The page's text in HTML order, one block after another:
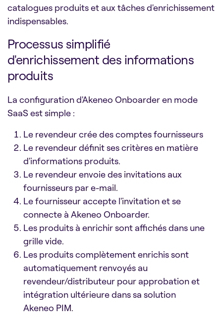
catalogues produits et aux tâches d'enrichissement
indispensables.
Processus simplifié
d'enrichissement des informations
produits
La configuration d'Akeneo Onboarder en mode
SaaS est simple :
Le revendeur crée des comptes fournisseurs
Le revendeur définit ses critères en matière
d'informations produits.
Le revendeur envoie des invitations aux
fournisseurs par e-mail.
Le fournisseur accepte l'invitation et se
connecte à Akeneo Onboarder.
Les produits à enrichir sont affichés dans une
grille vide.
Les produits complètement enrichis sont
automatiquement renvoyés au
revendeur/distributeur pour approbation et
intégration ultérieure dans sa solution
Akeneo PIM.